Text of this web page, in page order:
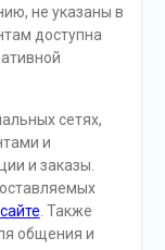
не указаны в
доступна
сетях,
и
и заказы.
. Также
общения и